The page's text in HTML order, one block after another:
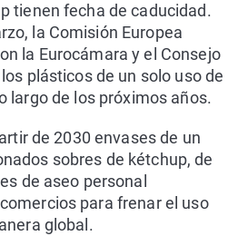
tienen fecha de caducidad.
la Comisión Europea
la Eurocámara y el Consejo
plásticos de un solo uso de
largo de los próximos años.
de 2030 envases de un
sobres de kétchup, de
de aseo personal
para frenar el uso
global.